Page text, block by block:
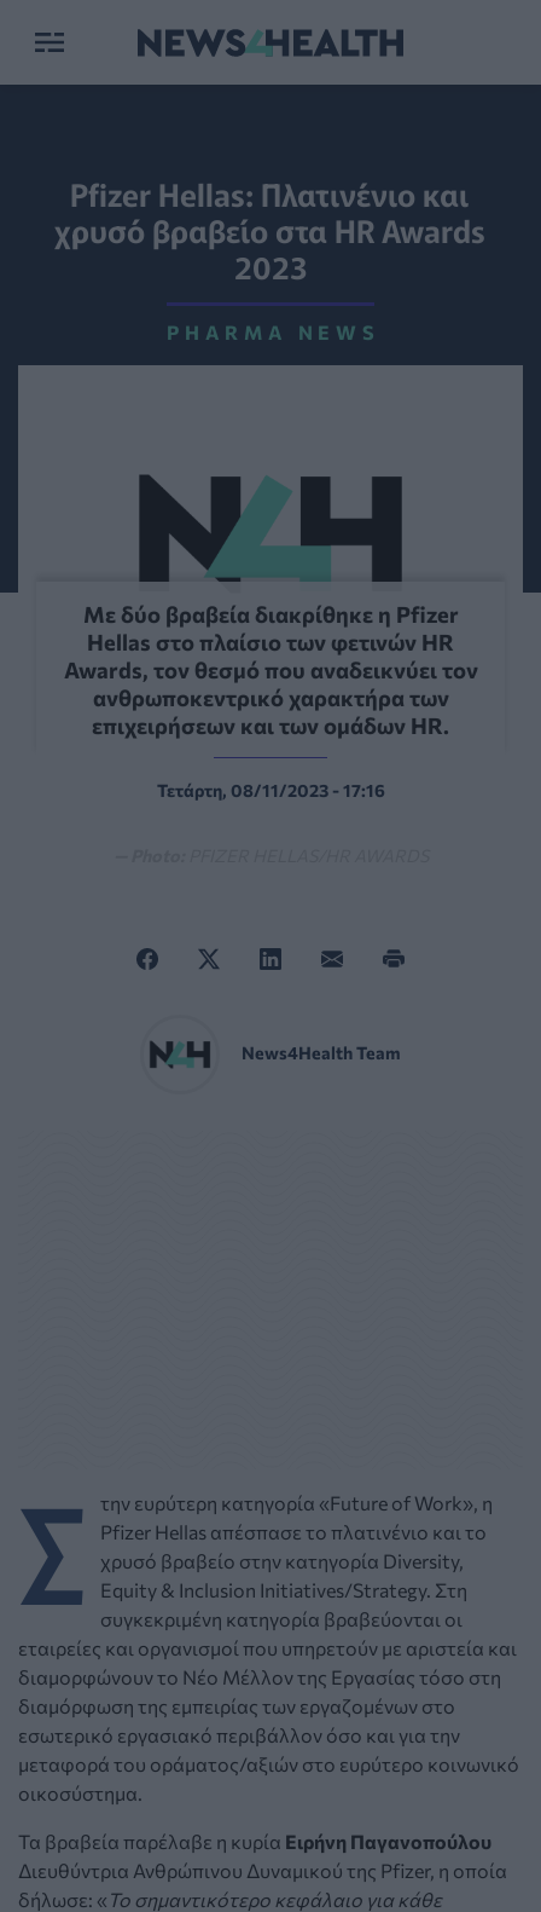
Pfizer Hellas: Πλατινένιο και
χρυσό βραβείο στα HR Awards
2023
PHARMA NEWS
Με δύο βραβεία διακρίθηκε η Pfizer
Hellas στο πλαίσιο των φετινών HR
Awards, τον θεσμό που αναδεικνύει τον
ανθρωποκεντρικό χαρακτήρα των
επιχειρήσεων και των ομάδων HR.
Τετάρτη, 08/11/2023 - 17:16
News4Health Team
Σ
την ευρύτερη κατηγορία «Future of Work», η
Pfizer Hellas απέσπασε το πλατινένιο και το
χρυσό βραβείο στην κατηγορία Diversity,
Equity & Inclusion Initiatives/Strategy. Στη
συγκεκριμένη κατηγορία βραβεύονται οι
εταιρείες και οργανισμοί που υπηρετούν με αριστεία και
διαμορφώνουν το Νέο Μέλλον της Εργασίας τόσο στη
διαμόρφωση της εμπειρίας των εργαζομένων στο
εσωτερικό εργασιακό περιβάλλον όσο και για την
μεταφορά του οράματος/αξιών στο ευρύτερο κοινωνικό
οικοσύστημα.
Τα βραβεία παρέλαβε η κυρία Eιρήνη Παγανοπούλου
Διευθύντρια Ανθρώπινου Δυναμικού της Pfizer, η οποία
δήλωσε: « To σημαντικότερο κεφάλαιο για κάθε